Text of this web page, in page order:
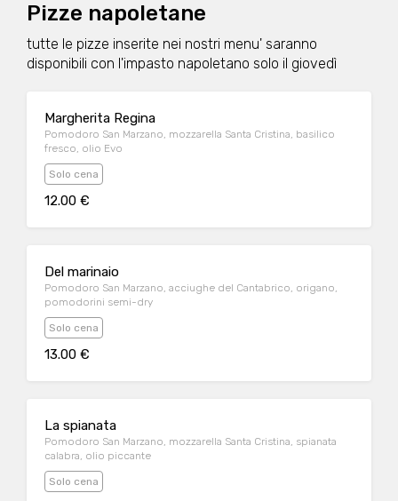
Pizze napoletane
tutte le pizze inserite nei nostri menu' saranno
disponibili con l'impasto napoletano solo il giovedì
Margherita Regina
Pomodoro San Marzano, mozzarella Santa Cristina, basilico
fresco, olio Evo
Solo cena
12.00 €
Del marinaio
Pomodoro San Marzano, acciughe del Cantabrico, origano,
pomodorini semi-dry
Solo cena
13.00 €
La spianata
Pomodoro San Marzano, mozzarella Santa Cristina, spianata
calabra, olio piccante
Solo cena